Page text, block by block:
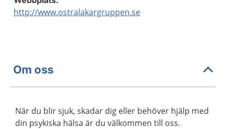
http://www.ostralakargruppen.se
Om oss
När du blir sjuk, skadar dig eller behöver hjälp med
din psykiska hälsa är du välkommen till oss.